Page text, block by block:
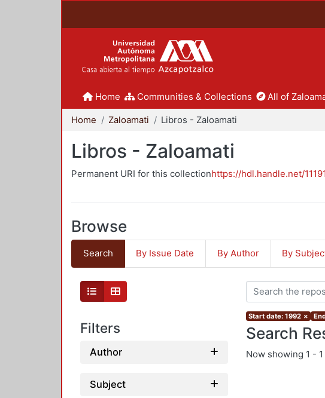
Home Communities & Collections All of
Home Zaloamati Libros - Zaloamati
Libros - Zaloamati
Permanent URI for this collectionhttps://hdl.handle.net/
Browse
Search By Issue Date By Author By
Filters
Author
Subject
Start date: 1992 ×
Search
Now showing 1 -